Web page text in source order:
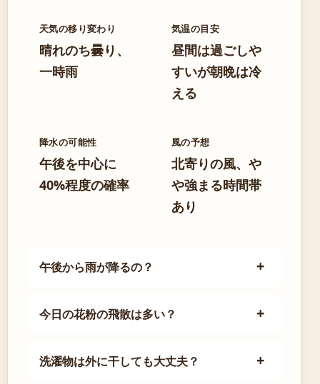
天気の移り変わり
晴れのち曇り、
一時雨
気温の目安
昼間は過ごしや
すいが朝晩は冷
える
降水の可能性
午後を中心に
40%程度の確率
風の予想
北寄りの風、や
や強まる時間帯
あり
午後から雨が降るの？
今日の花粉の飛散は多い？
洗濯物は外に干しても大丈夫？